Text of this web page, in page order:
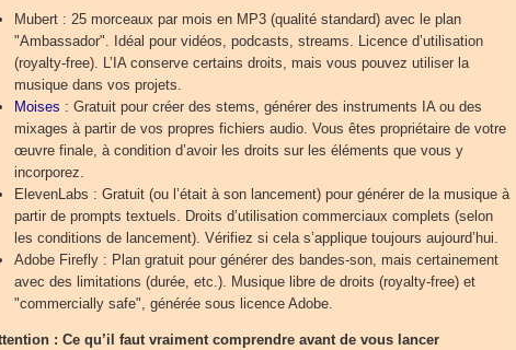
Mubert : 25 morceaux par mois en MP3 (qualité standard) avec le plan
"Ambassador". Idéal pour vidéos, podcasts, streams. Licence d’utilisation
(royalty-free). L’IA conserve certains droits, mais vous pouvez utiliser la
musique dans vos projets.
Moises : Gratuit pour créer des stems, générer des instruments IA ou des
mixages à partir de vos propres fichiers audio. Vous êtes propriétaire de votre
œuvre finale, à condition d’avoir les droits sur les éléments que vous y
incorporez.
ElevenLabs : Gratuit (ou l’était à son lancement) pour générer de la musique à
partir de prompts textuels. Droits d’utilisation commerciaux complets (selon
les conditions de lancement). Vérifiez si cela s’applique toujours aujourd’hui.
Adobe Firefly : Plan gratuit pour générer des bandes-son, mais certainement
avec des limitations (durée, etc.). Musique libre de droits (royalty-free) et
"commercially safe", générée sous licence Adobe.
: Ce qu’il faut vraiment comprendre avant de vous lancer